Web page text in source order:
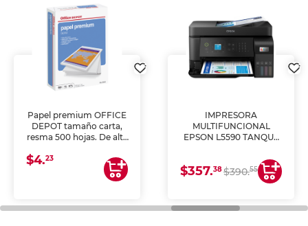
Papel premium OFFICE
DEPOT tamaño carta,
resma 500 hojas. De alta
uniforme, ideal para
impresoras de inyección
de tinta y láser,
general de oficina.
$4.23
IMPRESORA
MULTIFUNCIONAL
EPSON L5590 TANQUE
COPIA Y ESCANEA)
$357.38$390.55